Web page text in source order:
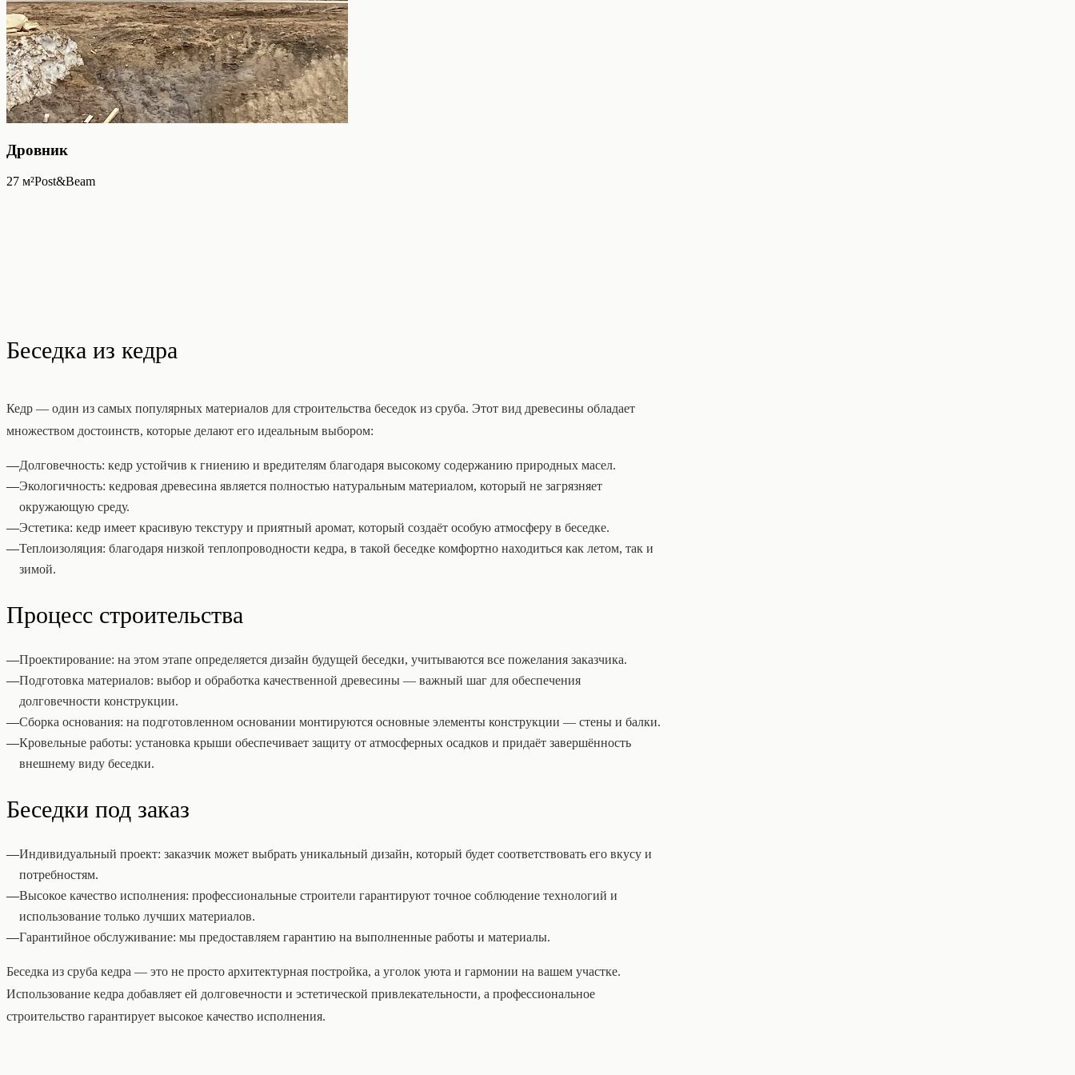
Дровник
27 м²Post&Beam
Беседка из кедра
Кедр — один из самых популярных материалов для строительства беседок из сруба. Этот вид древесины обладает
множеством достоинств, которые делают его идеальным выбором:
—Долговечность: кедр устойчив к гниению и вредителям благодаря высокому содержанию природных масел.
—Экологичность: кедровая древесина является полностью натуральным материалом, который не загрязняет
окружающую среду.
—Эстетика: кедр имеет красивую текстуру и приятный аромат, который создаёт особую атмосферу в беседке.
—Теплоизоляция: благодаря низкой теплопроводности кедра, в такой беседке комфортно находиться как летом, так и
зимой.
Процесс строительства
—Проектирование: на этом этапе определяется дизайн будущей беседки, учитываются все пожелания заказчика.
—Подготовка материалов: выбор и обработка качественной древесины — важный шаг для обеспечения
долговечности конструкции.
—Сборка основания: на подготовленном основании монтируются основные элементы конструкции — стены и балки.
—Кровельные работы: установка крыши обеспечивает защиту от атмосферных осадков и придаёт завершённость
внешнему виду беседки.
Беседки под заказ
—Индивидуальный проект: заказчик может выбрать уникальный дизайн, который будет соответствовать его вкусу и
потребностям.
—Высокое качество исполнения: профессиональные строители гарантируют точное соблюдение технологий и
использование только лучших материалов.
—Гарантийное обслуживание: мы предоставляем гарантию на выполненные работы и материалы.
Беседка из сруба кедра — это не просто архитектурная постройка, а уголок уюта и гармонии на вашем участке.
Использование кедра добавляет ей долговечности и эстетической привлекательности, а профессиональное
строительство гарантирует высокое качество исполнения.